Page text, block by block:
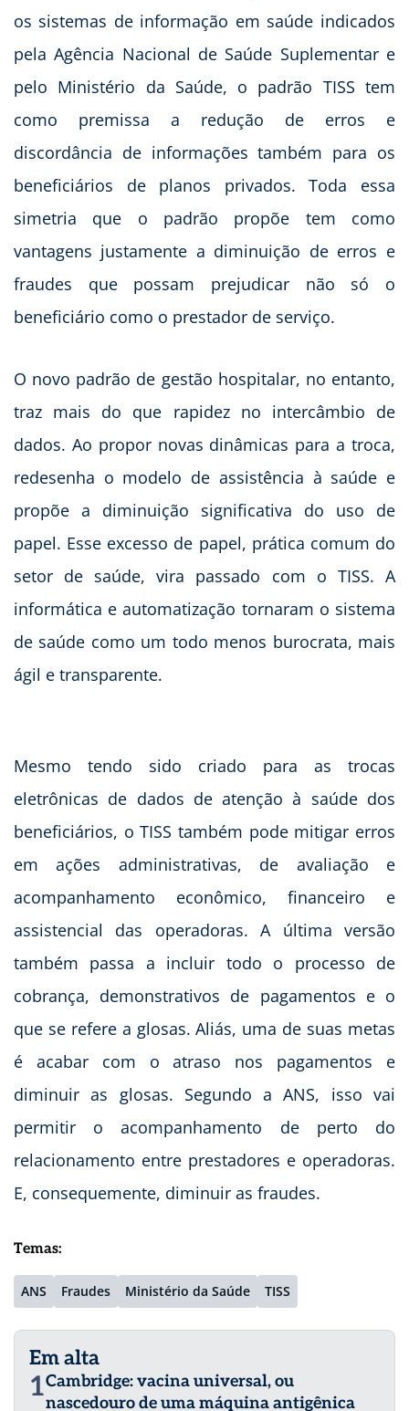
os sistemas de informação em saúde indicados
pela Agência Nacional de Saúde Suplementar e
pelo Ministério da Saúde, o padrão TISS tem
como premissa a redução de erros e
discordância de informações também para os
beneficiários de planos privados. Toda essa
simetria que o padrão propõe tem como
vantagens justamente a diminuição de erros e
fraudes que possam prejudicar não só o
beneficiário como o prestador de serviço.
O novo padrão de gestão hospitalar, no entanto,
traz mais do que rapidez no intercâmbio de
dados. Ao propor novas dinâmicas para a troca,
redesenha o modelo de assistência à saúde e
propõe a diminuição significativa do uso de
papel. Esse excesso de papel, prática comum do
setor de saúde, vira passado com o TISS. A
informática e automatização tornaram o sistema
de saúde como um todo menos burocrata, mais
ágil e transparente.
Mesmo tendo sido criado para as trocas
eletrônicas de dados de atenção à saúde dos
beneficiários, o TISS também pode mitigar erros
em ações administrativas, de avaliação e
acompanhamento econômico, financeiro e
assistencial das operadoras. A última versão
também passa a incluir todo o processo de
cobrança, demonstrativos de pagamentos e o
que se refere a glosas. Aliás, uma de suas metas
é acabar com o atraso nos pagamentos e
diminuir as glosas. Segundo a ANS, isso vai
permitir o acompanhamento de perto do
relacionamento entre prestadores e operadoras.
E, consequemente, diminuir as fraudes.
Temas:
ANS Fraudes Ministério da Saúde TISS
Em alta
1Cambridge: vacina universal, ou
nascedouro de uma máquina antigênica